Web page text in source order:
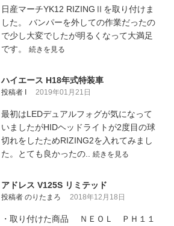
日産マーチYK12 RIZINGⅡを取り付けま
した。 バンパーを外しての作業だったの
で少し大変でしたが明るくなって大満足
です。 続きを見る
ハイエース H18年式特装車
投稿者 I 2019年01月21日
最初はLEDデュアルフォグが気になって
いましたがHIDヘッドライトが2度目の球
切れをしたためRIZING2を入れてみまし
た。とても良かったの.. 続きを見る
アドレス V125S リミテッド
投稿者 のりたまろ 2018年12月18日
・取り付けた商品 ＮＥＯＬ ＰＨ１１